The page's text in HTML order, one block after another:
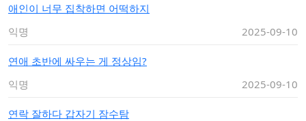
애인이 너무 집착하면 어떡하지
익명
2025-09-10
연애 초반에 싸우는 게 정상임?
익명
2025-09-10
연락 잘하다 갑자기 잠수탐